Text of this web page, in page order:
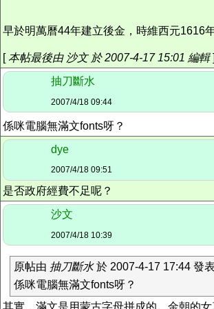
早於明萬曆44年建立後金，時維西元1616年
[本帖最後由 沙文 於 2007-4-17 15:01 編輯]
抽刀斷水
2007/4/18 09:44
係咪電腦無滿文fonts呀？
dye
2007/4/18 09:51
是否政府經費不足呢？
沙文
2007/4/18 10:39
原帖由 抽刀斷水於 2007-4-17 17:44 發表
係咪電腦無滿文fonts呀？
其實，滿文是用蒙古字母拼成的。金朝的